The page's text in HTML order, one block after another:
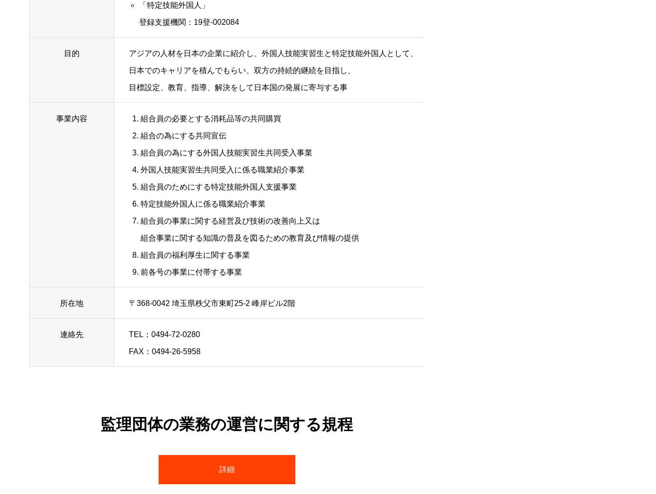
「特定技能外国人」
登録支援機関：19登-002084
目的 アジアの人材を日本の企業に紹介し、外国人技能実習生と特定技能外国人として、
日本でのキャリアを積んでもらい、双方の持続的継続を目指し、
目標設定、教育、指導、解決をして日本国の発展に寄与する事
事業内容 組合員の必要とする消耗品等の共同購買
組合の為にする共同宣伝
組合員の為にする外国人技能実習生共同受入事業
外国人技能実習生共同受入に係る職業紹介事業
組合員のためにする特定技能外国人支援事業
特定技能外国人に係る職業紹介事業
組合員の事業に関する経営及び技術の改善向上又は
組合事業に関する知識の普及を図るための教育及び情報の提供
組合員の福利厚生に関する事業
前各号の事業に付帯する事業
所在地 〒368-0042 埼玉県秩父市東町25-2 峰岸ビル2階
連絡先 TEL：0494-72-0280
FAX：0494-26-5958
監理団体の業務の運営に関する規程
詳細